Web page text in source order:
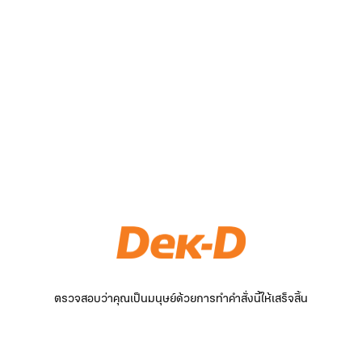
ตรวจสอบว่าคุณเป็นมนุษย์ด้วยการทำคำสั่งนี้ให้เสร็จสิ้น